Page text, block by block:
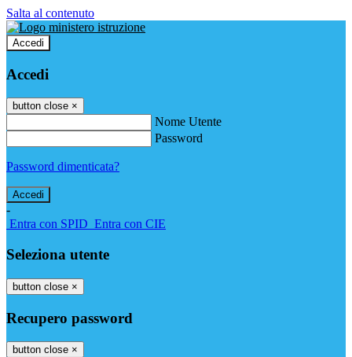
Salta al contenuto
Accedi
Accedi
button close ×
Nome Utente
Password
Password dimenticata?
-
Entra con SPID Entra con CIE
Seleziona utente
button close ×
Recupero password
button close ×